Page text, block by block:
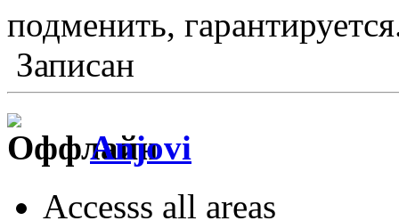
подменить,
Записан
Anjovi
Accesss all areas